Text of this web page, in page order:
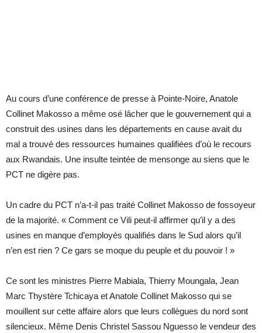
Au cours d’une conférence de presse à Pointe-Noire, Anatole
Collinet Makosso a même osé lâcher que le gouvernement qui a
construit des usines dans les départements en cause avait du
mal a trouvé des ressources humaines qualifiées d’où le recours
aux Rwandais. Une insulte teintée de mensonge au siens que le
PCT ne digère pas.
Un cadre du PCT n’a-t-il pas traité Collinet Makosso de fossoyeur
de la majorité. « Comment ce Vili peut-il affirmer qu’il y a des
usines en manque d’employés qualifiés dans le Sud alors qu’il
n’en est rien ? Ce gars se moque du peuple et du pouvoir ! »
Ce sont les ministres Pierre Mabiala, Thierry Moungala, Jean
Marc Thystère Tchicaya et Anatole Collinet Makosso qui se
mouillent sur cette affaire alors que leurs collègues du nord sont
silencieux. Même Denis Christel Sassou Nguesso le vendeur des